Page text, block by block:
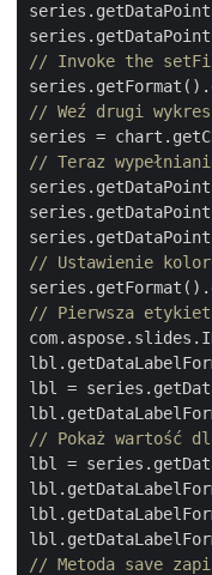
// Invoke the
// Weź drugi
series =
// Teraz
// Ustawienie
// Pierwsza
lbl =
// Pokaż wartość
lbl =
// Metoda save